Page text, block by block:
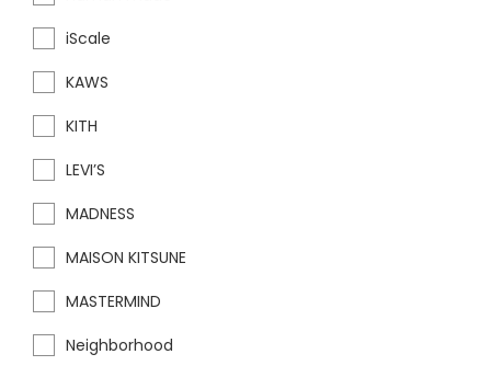
iScale
KAWS
KITH
LEVI’S
MADNESS
MAISON KITSUNE
MASTERMIND
Neighborhood